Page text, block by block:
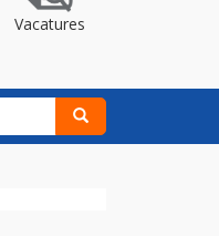
Vacatures